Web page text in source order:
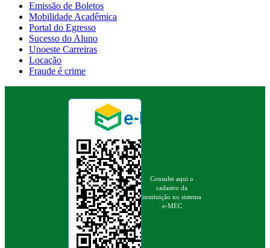
Emissão de Boletos
Mobilidade Acadêmica
Portal do Egresso
Sucesso do Aluno
Unoeste Carreiras
Locação
Fraude é crime
Consulte aqui o
cadastro da
instituição no sistema
e-MEC